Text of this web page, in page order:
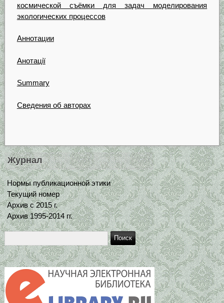
космической съёмки для задач моделирования
экологических процессов
Аннотации
Анотації
Summary
Сведения об авторах
Журнал
Нормы публикационной этики
Текущий номер
Архив с 2015 г.
Архив 1995-2014 гг.